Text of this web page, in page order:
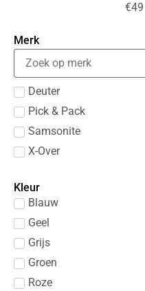
€49
Merk
Deuter
Pick & Pack
Samsonite
X-Over
Kleur
Blauw
Geel
Grijs
Groen
Roze